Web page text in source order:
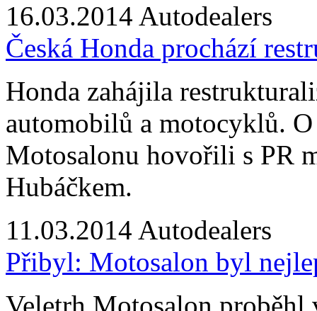
16.03.2014 Autodealers
Česká Honda prochází
Honda zahájila
automobilů a motocyklů.
Motosalonu hovořili s PR
Hubáčkem.
11.03.2014 Autodealers
Přibyl: Motosalon byl